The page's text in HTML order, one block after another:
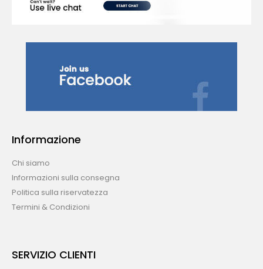
Informazione
Chi siamo
Informazioni sulla consegna
Politica sulla riservatezza
Termini & Condizioni
SERVIZIO CLIENTI